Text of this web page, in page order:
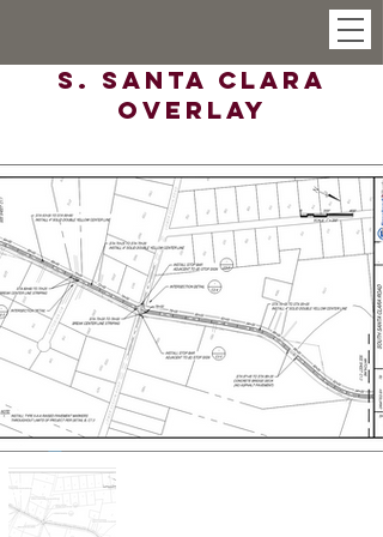
S. Santa Clara
Overlay